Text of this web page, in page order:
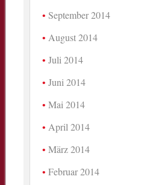
September 2014
August 2014
Juli 2014
Juni 2014
Mai 2014
April 2014
März 2014
Februar 2014